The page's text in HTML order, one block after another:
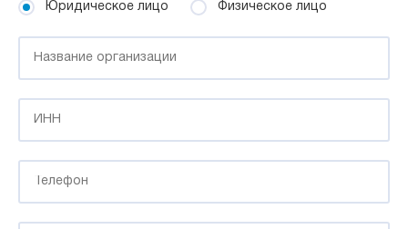
Юридическое лицо Физическое лицо